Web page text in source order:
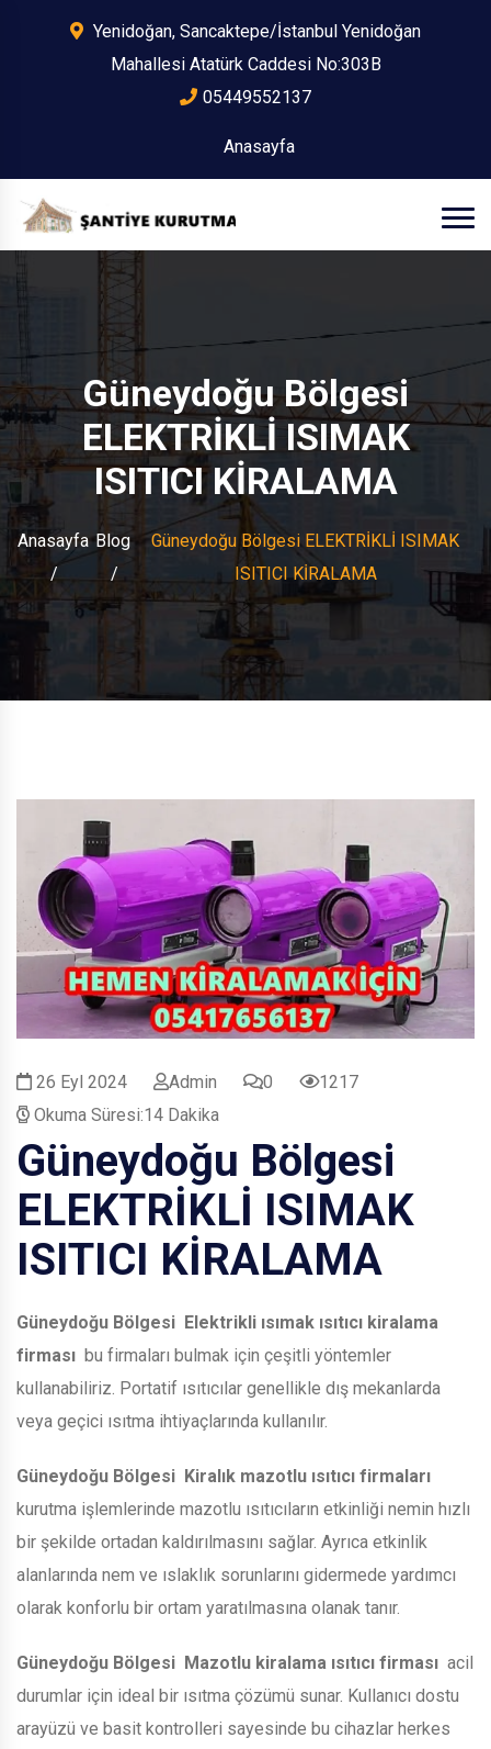
Yenidoğan, Sancaktepe/İstanbul Yenidoğan
Mahallesi Atatürk Caddesi No:303B
05449552137
Anasayfa
Güneydoğu Bölgesi
ELEKTRİKLİ ISIMAK
ISITICI KİRALAMA
Anasayfa Blog
Güneydoğu Bölgesi ELEKTRİKLİ ISIMAK
ISITICI KİRALAMA
26 Eyl 2024 Admin 0
1217
Okuma Süresi:14 Dakika
Güneydoğu Bölgesi
ELEKTRİKLİ ISIMAK
ISITICI KİRALAMA
Güneydoğu Bölgesi Elektrikli ısımak ısıtıcı kiralama
firması bu firmaları bulmak için çeşitli yöntemler
kullanabiliriz. Portatif ısıtıcılar genellikle dış mekanlarda
veya geçici ısıtma ihtiyaçlarında kullanılır.
Güneydoğu Bölgesi Kiralık mazotlu ısıtıcı firmaları
kurutma işlemlerinde mazotlu ısıtıcıların etkinliği nemin hızlı
bir şekilde ortadan kaldırılmasını sağlar. Ayrıca etkinlik
alanlarında nem ve ıslaklık sorunlarını gidermede yardımcı
olarak konforlu bir ortam yaratılmasına olanak tanır.
Güneydoğu Bölgesi Mazotlu kiralama ısıtıcı firması acil
durumlar için ideal bir ısıtma çözümü sunar. Kullanıcı dostu
arayüzü ve basit kontrolleri sayesinde bu cihazlar herkes